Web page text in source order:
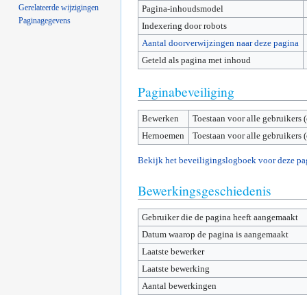
Pagina-inhoudsmodel
Indexering door robots
Aantal doorverwijzingen naar deze pagina
Geteld als pagina met inhoud
Paginabeveiliging
Bewerken
Toestaan voor alle gebruikers
Hernoemen
Toestaan voor alle gebruikers
Bekijk het beveiligingslogboek voor deze
Bewerkingsgeschiedenis
Gebruiker die de pagina heeft aangemaakt
Datum waarop de pagina is aangemaakt
Laatste bewerker
Laatste bewerking
Aantal bewerkingen
Gerelateerde wijzigingen
Paginagegevens